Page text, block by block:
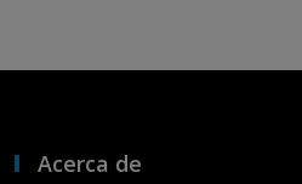
Acerca de